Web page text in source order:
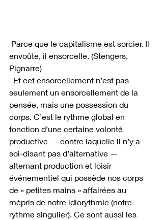
envoûte, il ensorcelle. (Stengers,
Pignarre)
seulement un ensorcellement de la
pensée, mais une possession du
corps. C’est le rythme global en
fonction d’une certaine volonté
productive — contre laquelle il n’y a
soi-disant pas d’alternative —
alternant production et loisir
événementiel qui possède nos corps
de « petites mains » affairées au
mépris de notre idiorythmie (notre
rythme singulier). Ce sont aussi les